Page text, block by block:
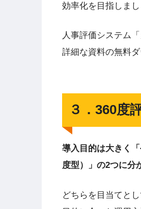
効率化を目指しまし
人事評価システム
詳細な資料の無料
３．360度
導入目的は大きく
度型）」の2つに分
どちらを目当てと